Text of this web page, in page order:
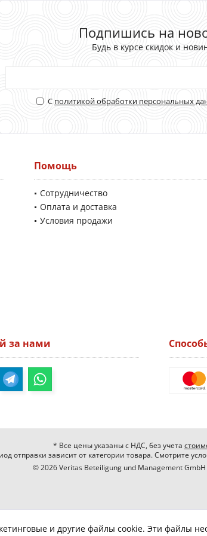
Подпишись на
Будь в курсе скидок и
С политикой обработки персональных
Помощь
Сотрудничество
Оплата и доставка
Условия продажи
за нами
* Все цены указаны с НДС, без учета
отправки зависит от категории товара. Смотрите
© 2026 Veritas Beteiligung und Management GmbH
и другие файлы cookie. Эти файлы